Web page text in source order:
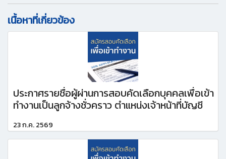
เนื้อหาที่เกี่ยวข้อง
ประกาศรายชื่อผู้ผ่านการสอบคัดเลือกบุคคลเพื่อเข้า
ทำงานเป็นลูกจ้างชั่วคราว ตำแหน่งเจ้าหน้าที่บัญชี
23 ก.ค. 2569